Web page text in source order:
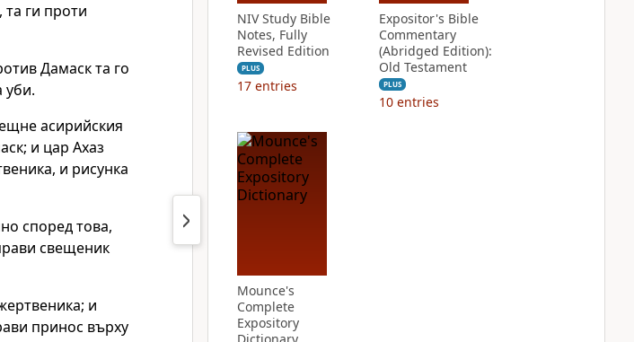
ги проти
Дамаск та го
уби.
асирийския
и цар Ахаз
и рисунка
според това,
свещеник
и
принос върху
NIV Study Bible
Notes, Fully
Revised Edition
PLUS
17 entries
Expositor's Bible
Commentary
(Abridged Edition):
Old Testament
PLUS
10 entries
Mounce's
Complete
Expository